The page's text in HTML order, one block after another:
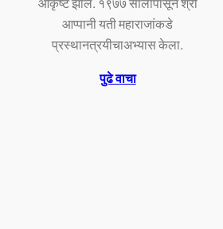
आकृष्ट झाले. १९७७ सालापासून श्री
आप्पानी यती महाराजांकडे
प्रस्थानत्रयीचाअभ्यास केला.
पुढे वाचा